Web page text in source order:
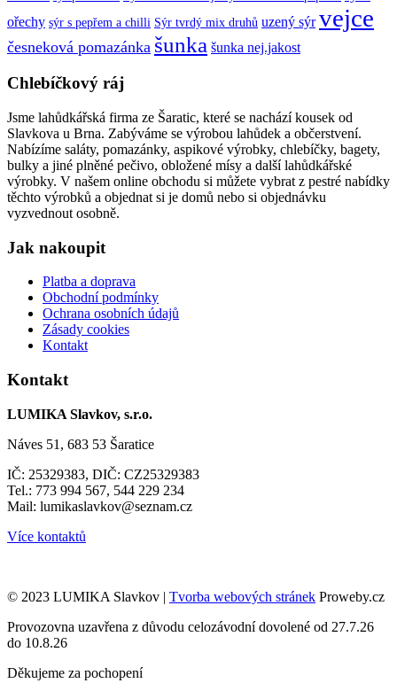
ořechy sýr s pepřem a chilli Sýr tvrdý mix druhů uzený sýr vejce
česneková pomazánka šunka šunka nej.jakost
Chlebíčkový ráj
Jsme lahůdkářská firma ze Šaratic, které se nachází kousek od
Slavkova u Brna. Zabýváme se výrobou lahůdek a občerstvení.
Nabízíme saláty, pomazánky, aspikové výrobky, chlebíčky, bagety,
bulky a jiné plněné pečivo, obložené mísy a další lahůdkářské
výrobky. V našem online obchodu si můžete vybrat z pestré nabídky
těchto výrobků a objednat si je domů nebo si objednávku
vyzvednout osobně.
Jak nakoupit
Platba a doprava
Obchodní podmínky
Ochrana osobních údajů
Zásady cookies
Kontakt
Kontakt
LUMIKA Slavkov, s.r.o.
Náves 51, 683 53 Šaratice
IČ: 25329383, DIČ: CZ25329383
Tel.: 773 994 567, 544 229 234
Mail: lumikaslavkov@seznam.cz
Více kontaktů
© 2023 LUMIKA Slavkov | Tvorba webových stránek Proweby.cz
Provozovna uzavřena z důvodu celozávodní dovolené od 27.7.26
do 10.8.26
Děkujeme za pochopení